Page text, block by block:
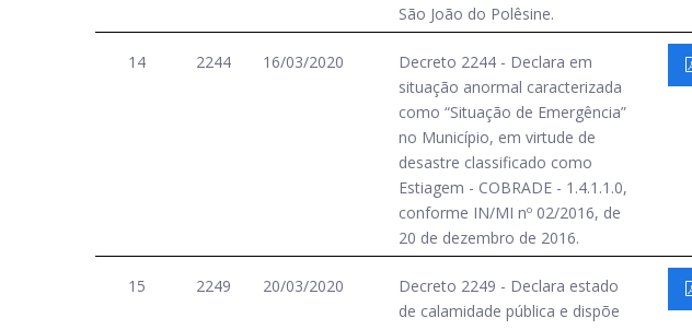
São João do Polêsine.
14 2244 16/03/2020
Decreto 2244 - Declara em
situação anormal caracterizada
como “Situação de Emergência”
no Município, em virtude de
desastre classificado como
Estiagem - COBRADE - 1.4.1.1.0,
conforme IN/MI nº 02/2016, de
20 de dezembro de 2016.
15 2249 20/03/2020
Decreto 2249 - Declara estado
de calamidade pública e dispõe